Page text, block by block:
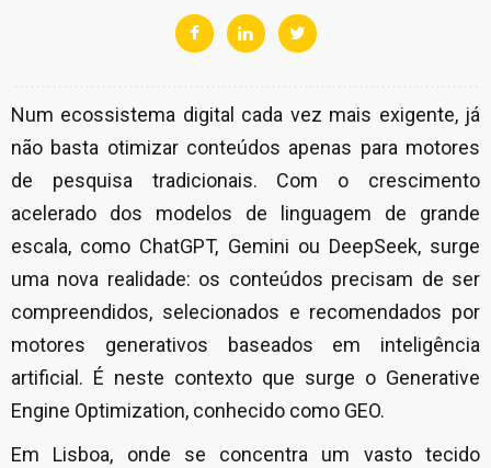
Num ecossistema digital cada vez mais exigente, já
não basta otimizar conteúdos apenas para motores
de pesquisa tradicionais. Com o crescimento
acelerado dos modelos de linguagem de grande
escala, como ChatGPT, Gemini ou DeepSeek, surge
uma nova realidade: os conteúdos precisam de ser
compreendidos, selecionados e recomendados por
motores generativos baseados em inteligência
artificial. É neste contexto que surge o Generative
Engine Optimization, conhecido como GEO.
Em Lisboa, onde se concentra um vasto tecido